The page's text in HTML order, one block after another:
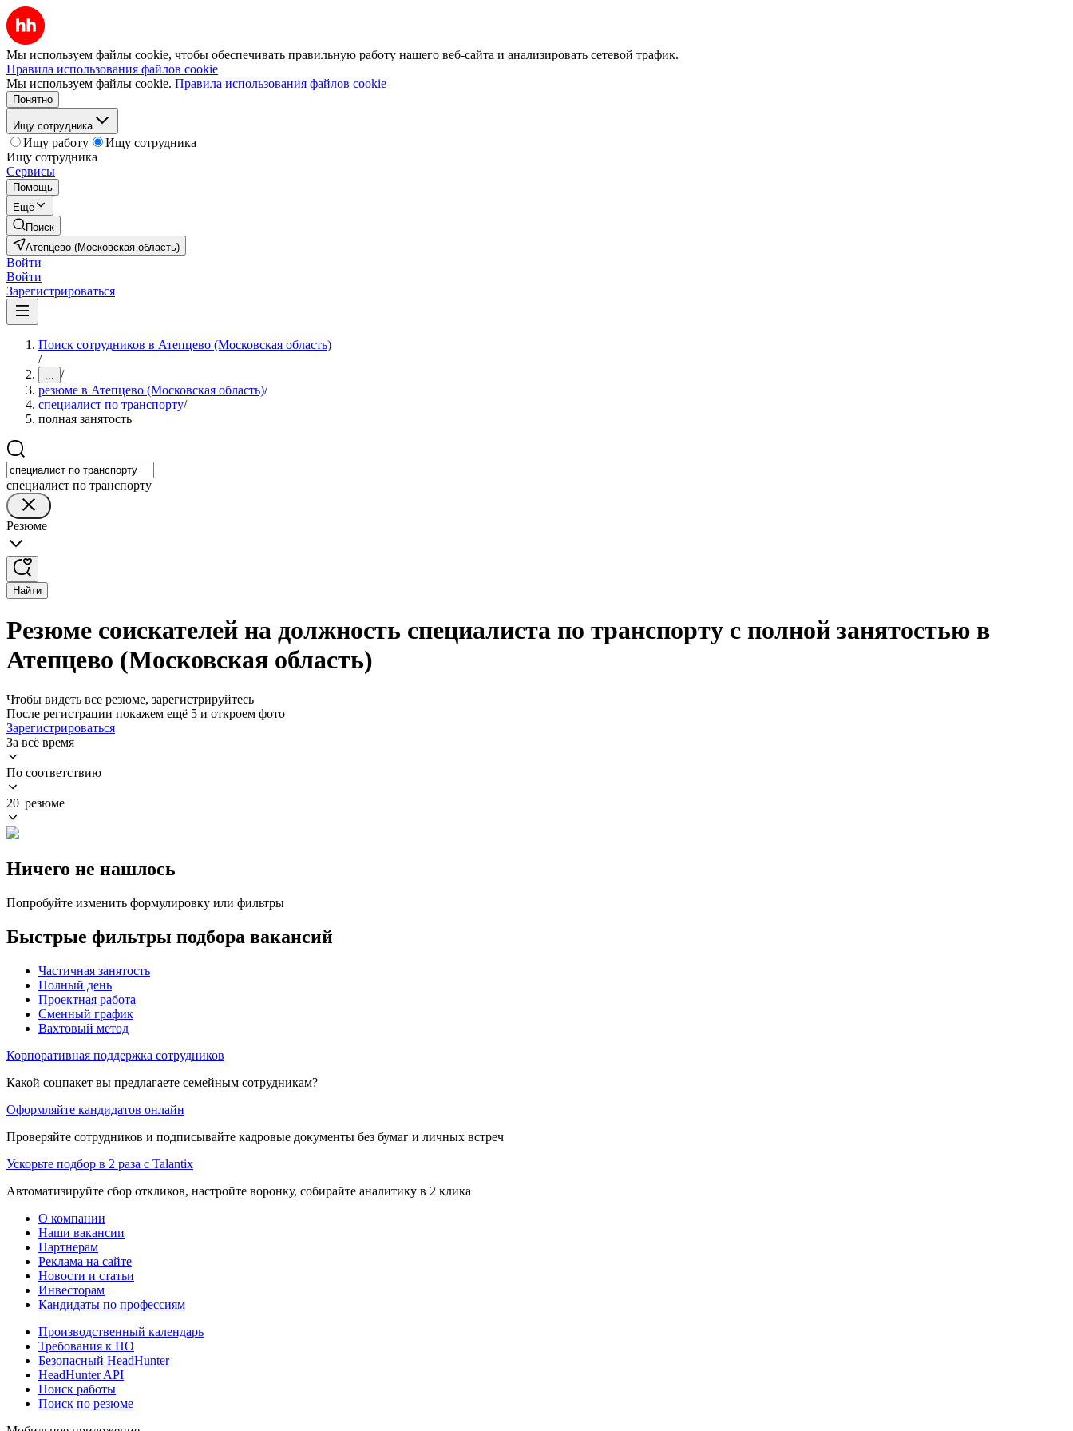
Мы используем файлы cookie, чтобы обеспечивать правильную работу нашего веб-сайта и анализировать сетевой трафик.
Правила использования файлов cookie
Мы используем файлы cookie. Правила использования файлов cookie
Понятно
Ищу сотрудника
Ищу работу
Ищу сотрудника
Ищу сотрудника
Сервисы
Помощь
Ещё
Поиск
Атепцево (Московская область)
Войти
Войти
Зарегистрироваться
Поиск сотрудников в Атепцево (Московская область)
/
... /
резюме в Атепцево (Московская область)/
специалист по транспорту/
полная занятость
специалист по транспорту
Резюме
Найти
Резюме соискателей на должность специалиста по транспорту с полной занятостью в
Атепцево (Московская область)
Чтобы видеть все резюме, зарегистрируйтесь
После регистрации покажем ещё 5 и откроем фото
Зарегистрироваться
За всё время
По соответствию
20 резюме
Ничего не нашлось
Попробуйте изменить формулировку или фильтры
Быстрые фильтры подбора вакансий
Частичная занятость
Полный день
Проектная работа
Сменный график
Вахтовый метод
Корпоративная поддержка сотрудников
Какой соцпакет вы предлагаете семейным сотрудникам?
Оформляйте кандидатов онлайн
Проверяйте сотрудников и подписывайте кадровые документы без бумаг и личных встреч
Ускорьте подбор в 2 раза с Talantix
Автоматизируйте сбор откликов, настройте воронку, собирайте аналитику в 2 клика
О компании
Наши вакансии
Партнерам
Реклама на сайте
Новости и статьи
Инвесторам
Кандидаты по профессиям
Производственный календарь
Требования к ПО
Безопасный HeadHunter
HeadHunter API
Поиск работы
Поиск по резюме